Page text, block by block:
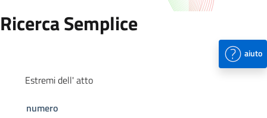
Ricerca Semplice
aiuto
Estremi dell' atto
numero